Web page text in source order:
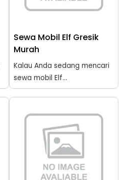
Sewa Mobil Elf Gresik
Murah
Kalau Anda sedang mencari
sewa mobil Elf...